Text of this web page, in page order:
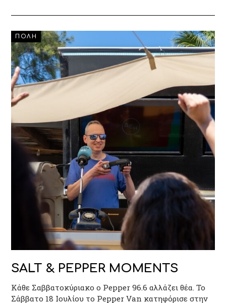
ΠΟΛΗ
SALT & PEPPER MOMENTS
Κάθε Σαββατοκύριακο ο Pepper 96.6 αλλάζει θέα. Το
Σάββατο 18 Ιουλίου το Pepper Van κατηφόρισε στην